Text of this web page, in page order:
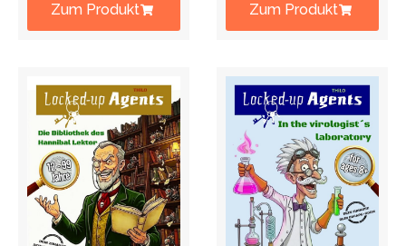
Zum Produkt Zum Produkt